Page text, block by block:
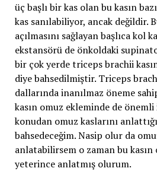
üç başlı bir kas olan bu kasın
kas sanılabiliyor, ancak değildir.
açılmasını sağlayan başlıca kol
ekstansörü de önkoldaki
bir çok yerde triceps brachii
diye bahsedilmiştir. Triceps
dallarında inanılmaz öneme
kasın omuz ekleminde de
konudan omuz kaslarını
bahsedeceğim. Nasip olur da
anlatabilirsem o zaman bu
yeterince anlatmış olurum.